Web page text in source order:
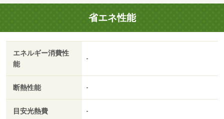
グ／シャワー付洗面台／ＴＶインターホン／浴室乾燥機／
室内洗濯置／シューズボックス／システムキッチン／追焚
機能浴室／角住戸／温水洗浄便座／洗面所独立／２口コン
ロ／即入居可／礼金不要／敷金不要／ウォークインクロゼ
ット／保証人不要／ネット使用料不要／プロパンガス／敷
金・礼金不要／保証会社利用可／ＩＴ重説 対応物件／初
省エネ性能
エネルギー消費性
能
-
断熱性能 -
目安光熱費 -